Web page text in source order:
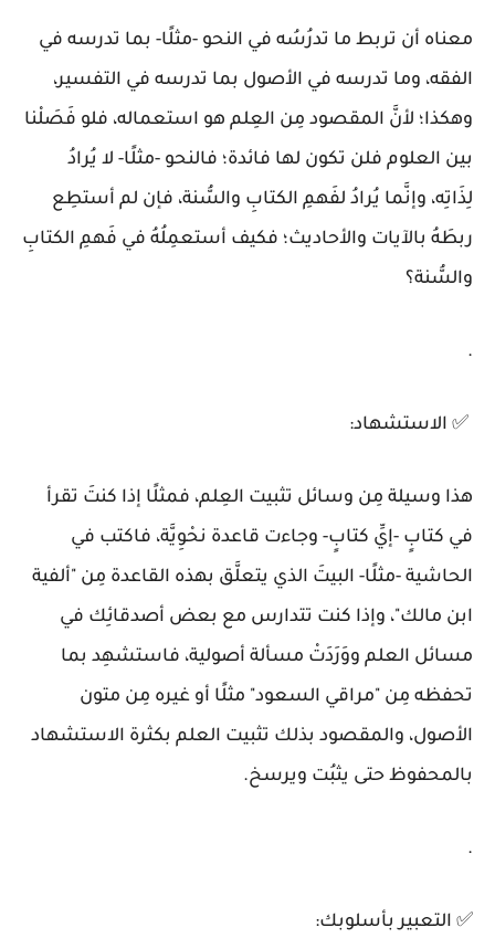
معناه أن تربط ما تدرُسُه في النحو -مثلًا- بما تدرسه في
الفقه، وما تدرسه في الأصول بما تدرسه في التفسير،
وهكذا؛ لأنَّ المقصود مِن العِلم هو استعماله، فلو فَصَلْنا
بين العلوم فلن تكون لها فائدة؛ فالنحو -مثلًا- لا يُرادُ
لِذَاتِه، وإنَّما يُرادُ لفَهمِ الكتابِ والسُّنة، فإن لم أستطِع
ربطَهُ بالآيات والأحاديث؛ فكيف أستعمِلُهُ في فَهمِ الكتابِ
والسُّنة؟
.
✅ الاستشهاد:
هذا وسيلة مِن وسائل تثبيت العِلم، فمثلًا إذا كنتَ تقرأ
في كتابٍ -إيِّ كتابٍ- وجاءت قاعدة نحْوِيَّة، فاكتب في
الحاشية -مثلًا- البيتَ الذي يتعلَّق بهذه القاعدة مِن "ألفية
ابن مالك"، وإذا كنت تتدارس مع بعض أصدقائِك في
مسائل العلم ووَرَدَتْ مسألة أصولية، فاستشهِد بما
تحفظه مِن "مراقي السعود" مثلًا أو غيره مِن متون
الأصول، والمقصود بذلك تثبيت العلم بكثرة الاستشهاد
بالمحفوظ حتى يثبُت ويرسخ.
.
✅ التعبير بأسلوبك: